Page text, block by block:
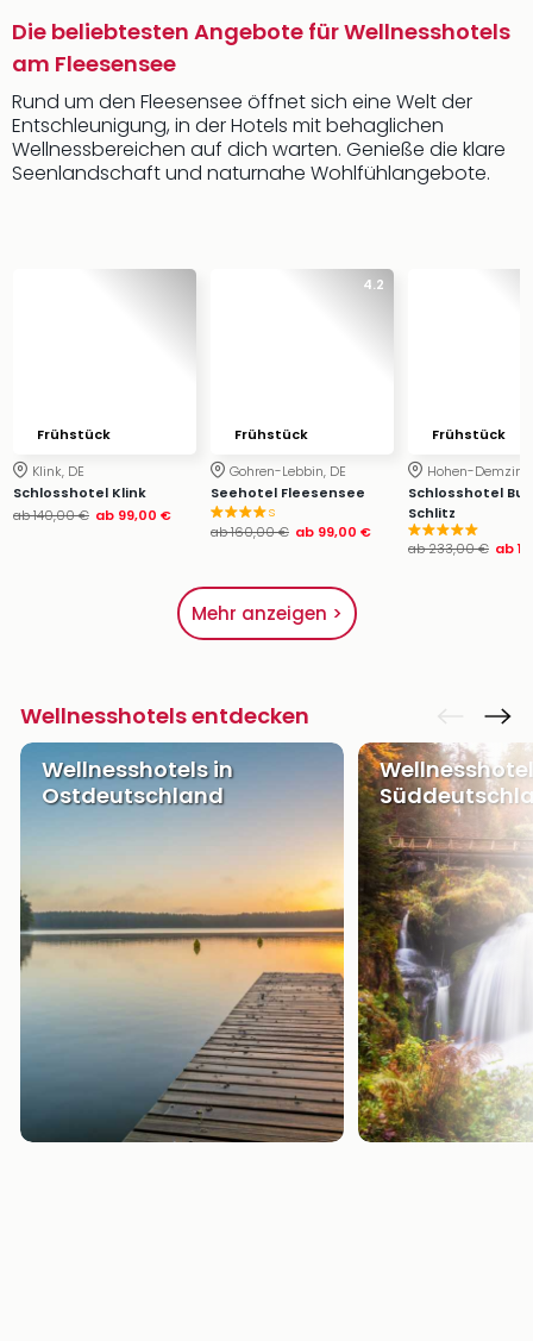
Die beliebtesten Angebote für Wellnesshotels
am Fleesensee
Rund um den Fleesensee öffnet sich eine Welt der
Entschleunigung, in der Hotels mit behaglichen
Wellnessbereichen auf dich warten. Genieße die klare
Seenlandschaft und naturnahe Wohlfühlangebote.
Frühstück
Klink, DE
Schlosshotel Klink
ab140,00 € ab 99,00 €
4.2
Frühstück
Gohren-Lebbin, DE
Seehotel Fleesensee
s
ab160,00 € ab 99,00 €
Frühstück
Hohen-Demzin,
Schlosshotel
Schlitz
ab233,00 € ab
Mehr anzeigen >
Wellnesshotels entdecken
Wellnesshotels in
Ostdeutschland